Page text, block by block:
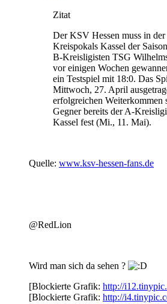
Zitat
Der KSV Hessen muss in der
Kreispokals Kassel der
B-Kreisligisten TSG
vor einigen Wochen
ein Testspiel mit 18:0. Das
Mittwoch, 27. April
erfolgreichen Weiterkommen
Gegner bereits der A-
Kassel fest (Mi., 11. Mai).
Quelle: www.ksv-hessen-fans.de
@RedLion
Wird man sich da sehen ?
[Blockierte Grafik: http://
[Blockierte Grafik: http://